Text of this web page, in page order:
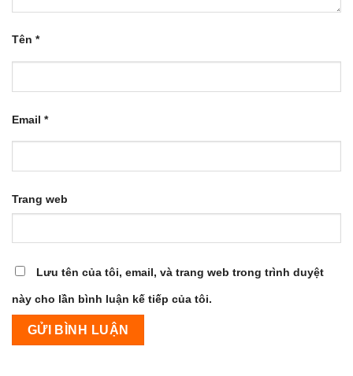
Tên *
Email *
Trang web
Lưu tên của tôi, email, và trang web trong trình duyệt
này cho lần bình luận kế tiếp của tôi.